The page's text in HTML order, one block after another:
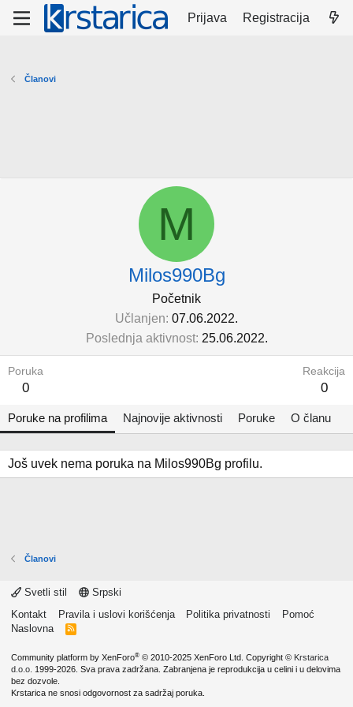
Prijava Registracija
Članovi
M
Milos990Bg
Početnik
Učlanjen 07.06.2022.
Poslednja aktivnost 25.06.2022.
Poruka
0
Reakcija
0
Poruke na profilima Najnovije aktivnosti Poruke O članu
Još uvek nema poruka na Milos990Bg profilu.
Članovi
Svetli stil
Srpski
Kontakt
Pravila i uslovi korišćenja Politika privatnosti
Pomoć
Naslovna
R
Community platform by XenForo® © 2010-2025 XenForo Ltd. Copyright © Krstarica
d.o.o. 1999-2026. Sva prava zadržana. Zabranjena je reprodukcija u celini i u delovima
bez dozvole.
Krstarica ne snosi odgovornost za sadržaj poruka.